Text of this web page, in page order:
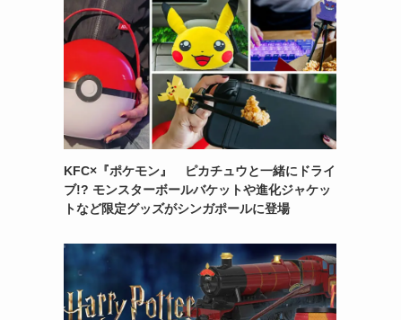
KFC×『ポケモン』 ピカチュウと一緒にドライ
ブ!? モンスターボールバケットや進化ジャケッ
トなど限定グッズがシンガポールに登場